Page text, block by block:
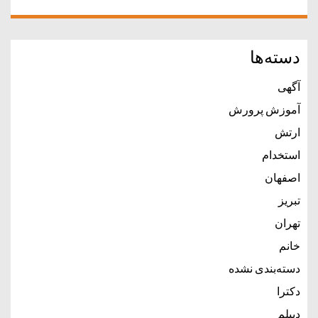
دسته‌ها
آگهی
آموزش پرورش
ارتش
استخدام
اصفهان
تبریز
تهران
خانم
دسته‌بندی نشده
دکترا
دیپلم